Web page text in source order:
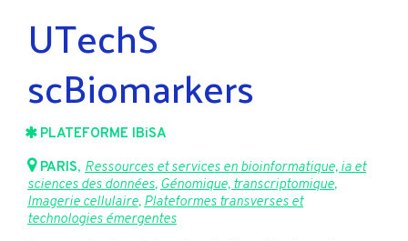
UTechS
scBiomarkers
PLATEFORME IBiSA
PARIS, Ressources et services en bioinformatique, ia et
sciences des données,Génomique, transcriptomique,
Imagerie cellulaire,Plateformes transverses et
technologies émergentes